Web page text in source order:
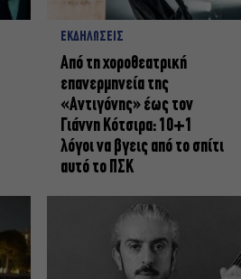
ΕΚΔΗΛΩΣΕΙΣ
Από τη χοροθεατρική
επανερμηνεία της
«Αντιγόνης» έως τον
Γιάννη Κότσιρα: 10+1
λόγοι να βγεις από το σπίτι
αυτό το ΠΣΚ